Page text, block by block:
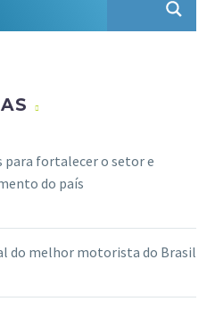
para fortalecer o setor e
do país
do melhor motorista do Brasil